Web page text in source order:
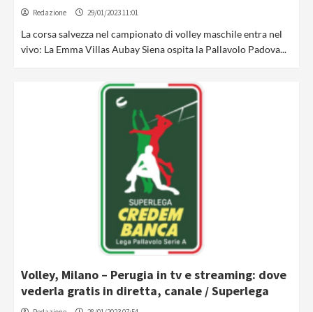
Redazione 29/01/2023 11:01
La corsa salvezza nel campionato di volley maschile entra nel
vivo: La Emma Villas Aubay Siena ospita la Pallavolo Padova...
Volley, Milano – Perugia in tv e streaming: dove
vederla gratis in diretta, canale / Superlega